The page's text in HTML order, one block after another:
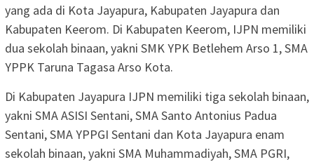
yang ada di Kota Jayapura, Kabupaten Jayapura dan
Kabupaten Keerom. Di Kabupaten Keerom, IJPN memiliki
dua sekolah binaan, yakni SMK YPK Betlehem Arso 1, SMA
YPPK Taruna Tagasa Arso Kota.
Di Kabupaten Jayapura IJPN memiliki tiga sekolah binaan,
yakni SMA ASISI Sentani, SMA Santo Antonius Padua
Sentani, SMA YPPGI Sentani dan Kota Jayapura enam
sekolah binaan, yakni SMA Muhammadiyah, SMA PGRI,